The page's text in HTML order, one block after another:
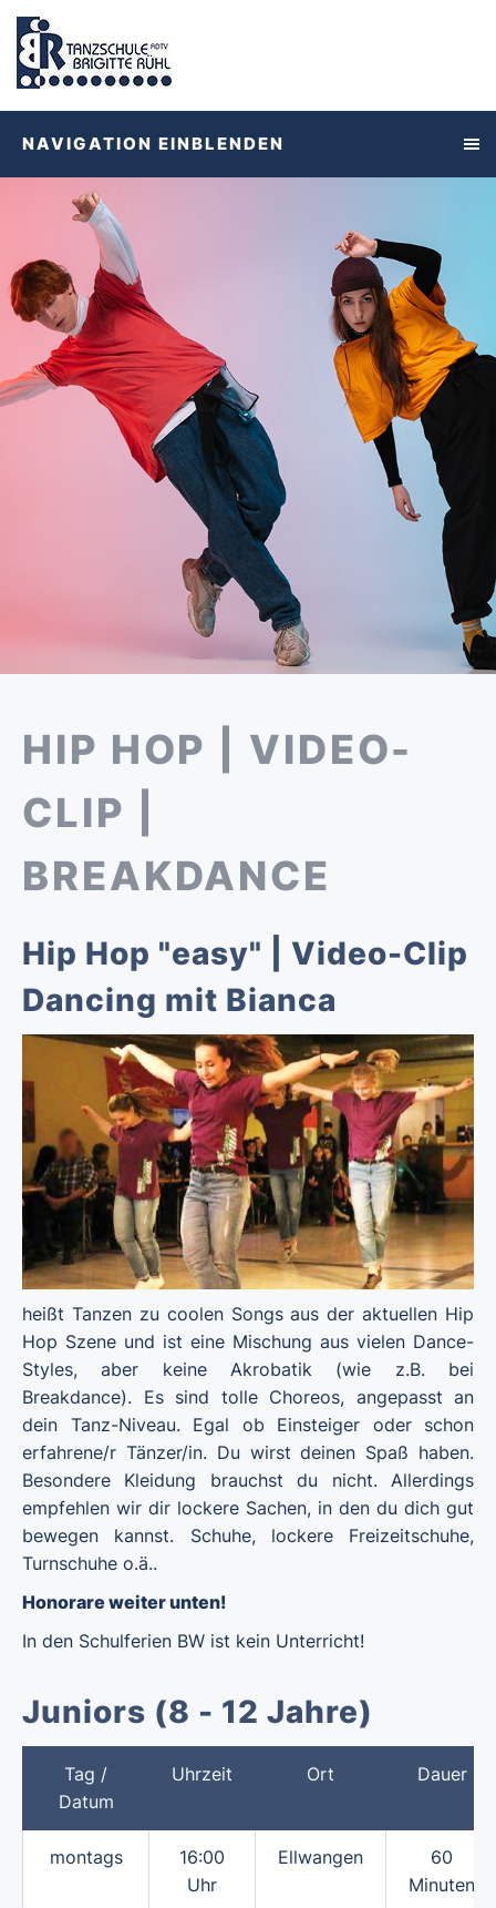
NAVIGATION EINBLENDEN
HIP HOP | VIDEO-
CLIP |
BREAKDANCE
Hip Hop "easy" | Video-Clip
Dancing mit Bianca
heißt Tanzen zu coolen Songs aus der aktuellen Hip
Hop Szene und ist eine Mischung aus vielen Dance-
Styles, aber keine Akrobatik (wie z.B. bei
Breakdance). Es sind tolle Choreos, angepasst an
dein Tanz-Niveau. Egal ob Einsteiger oder schon
erfahrene/r Tänzer/in. Du wirst deinen Spaß haben.
Besondere Kleidung brauchst du nicht. Allerdings
empfehlen wir dir lockere Sachen, in den du dich gut
bewegen kannst. Schuhe, lockere Freizeitschuhe,
Turnschuhe o.ä..
Honorare weiter unten!
In den Schulferien BW ist kein Unterricht!
Juniors (8 - 12 Jahre)
Tag /
Datum
Uhrzeit Ort Dauer
montags
16:00
Uhr
Ellwangen
60
Minuten